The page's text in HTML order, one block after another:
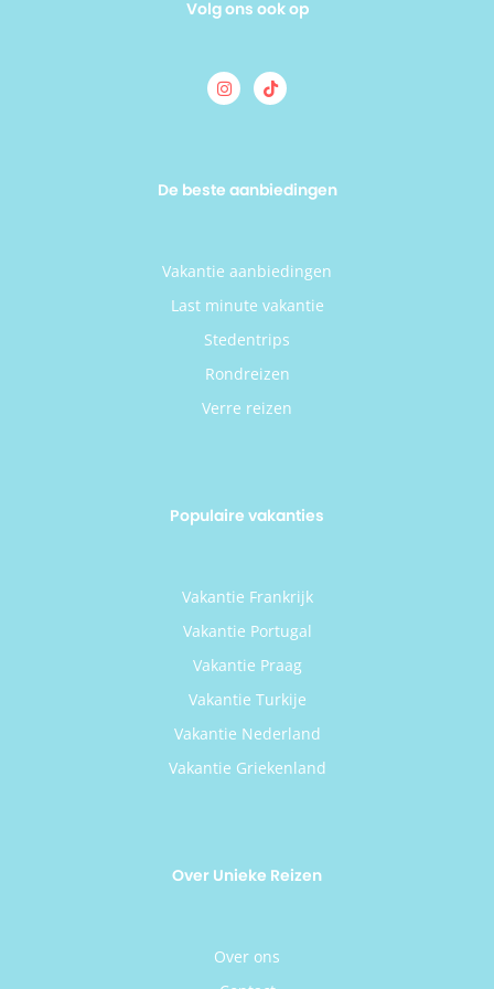
Volg ons ook op
De beste aanbiedingen
Vakantie aanbiedingen
Last minute vakantie
Stedentrips
Rondreizen
Verre reizen
Populaire vakanties
Vakantie Frankrijk
Vakantie Portugal
Vakantie Praag
Vakantie Turkije
Vakantie Nederland
Vakantie Griekenland
Over Unieke Reizen
Over ons